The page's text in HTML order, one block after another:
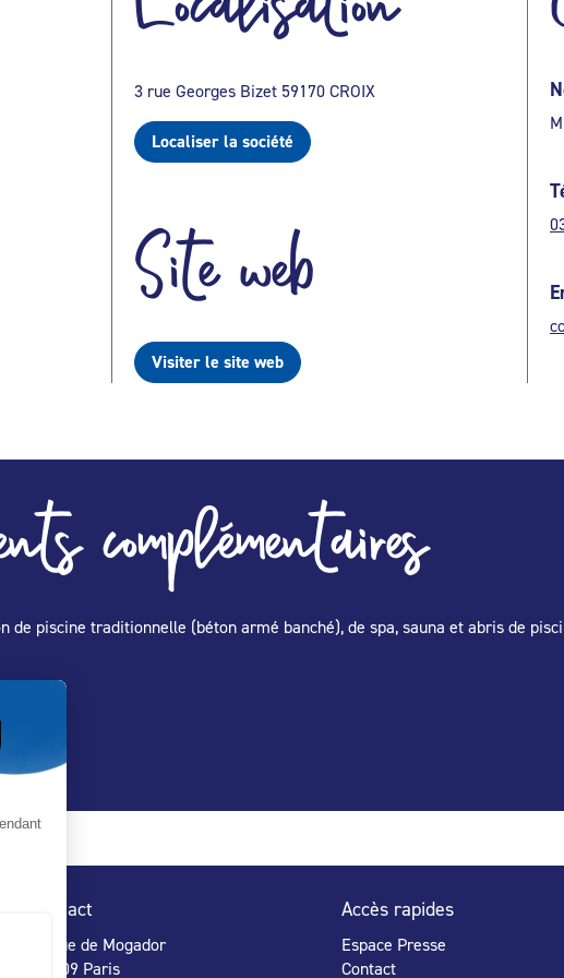
3 rue Georges Bizet 59170 CROIX
Localiser la société
Site web
Visiter le site web
complémentaires
de piscine traditionnelle (béton armé banché), de spa, sauna et abris de
:
Contact
32 rue de Mogador
75 009 Paris
Accès rapides
Espace Presse
Contact